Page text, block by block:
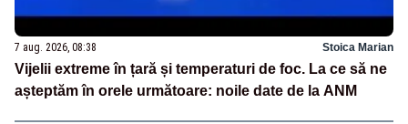
7 aug. 2026, 08:38 Stoica Marian
Vijelii extreme în țară și temperaturi de foc. La ce să ne
așteptăm în orele următoare: noile date de la ANM